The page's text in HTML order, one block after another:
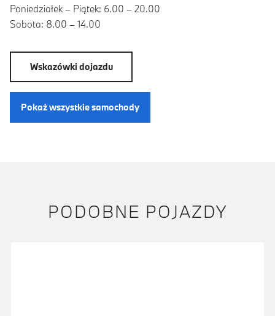
Poniedziałek – Piątek: 6.00 – 20.00
Sobota: 8.00 – 14.00
Wskazówki dojazdu
Pokaż wszystkie samochody
PODOBNE POJAZDY